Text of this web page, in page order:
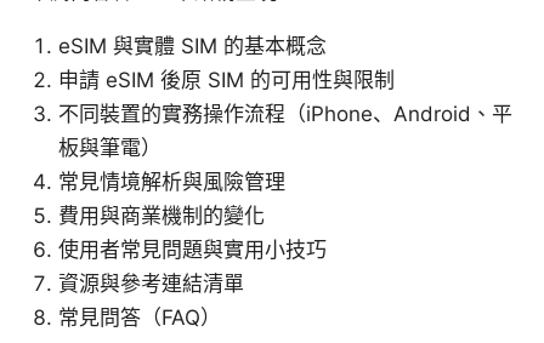
eSIM 與實體 SIM 的基本概念
申請 eSIM 後原 SIM 的可用性與限制
不同裝置的實務操作流程（iPhone、Android、平
板與筆電）
常見情境解析與風險管理
費用與商業機制的變化
使用者常見問題與實用小技巧
資源與參考連結清單
常見問答（FAQ）